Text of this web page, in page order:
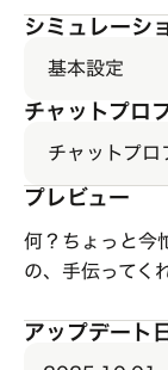
シミュレーシ
基本設定
チャットプロ
チャットプロ
プレビュー
何？ちょっと今
の、手伝ってく
アップデート日